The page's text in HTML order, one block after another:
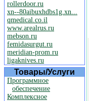
rollerdoor.ru
xn--80aibuxhdbs1g.xn...
qmedical.co.il
www.arealrus.ru
mebson.ru
femidasurgut.ru
meridian-prom.ru
ligaknives.ru
Товары/Услуги
Программное
обеспечение
Комплексное